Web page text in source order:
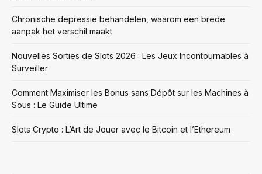
Chronische depressie behandelen, waarom een brede
aanpak het verschil maakt
Nouvelles Sorties de Slots 2026 : Les Jeux Incontournables à
Surveiller
Comment Maximiser les Bonus sans Dépôt sur les Machines à
Sous : Le Guide Ultime
Slots Crypto : L’Art de Jouer avec le Bitcoin et l’Ethereum